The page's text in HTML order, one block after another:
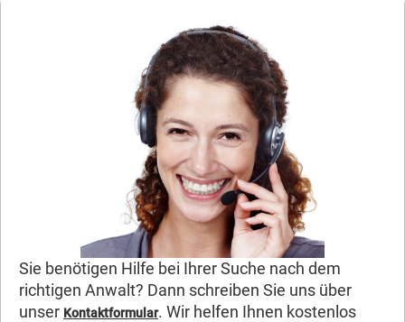
Sie benötigen Hilfe bei Ihrer Suche nach dem
richtigen Anwalt? Dann schreiben Sie uns über
unser Kontaktformular. Wir helfen Ihnen kostenlos